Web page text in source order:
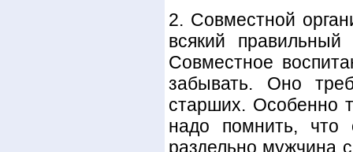
2. Совместной
всякий
Совместное
забывать. Оно
старших. Особенно
надо помнить,
раздельно мужчина